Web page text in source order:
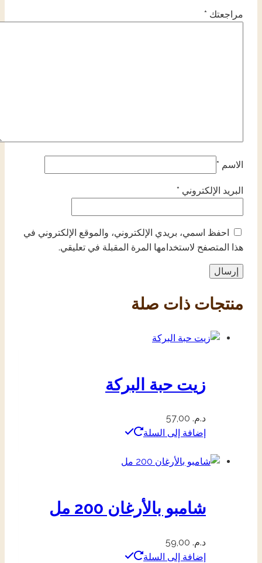
مراجعتك *
الاسم *
البريد الإلكتروني *
احفظ اسمي، بريدي الإلكتروني، والموقع الإلكتروني في
هذا المتصفح لاستخدامها المرة المقبلة في تعليقي.
منتجات ذات صلة
زيت حبة البركة
د.م.
إضافة إلى السلة
شامبو بالأرغان 200 مل
د.م.
إضافة إلى السلة